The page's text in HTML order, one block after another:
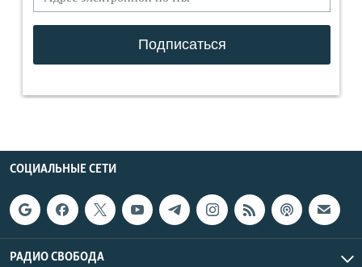
СОЦИАЛЬНЫЕ СЕТИ
РАДИО СВОБОДА